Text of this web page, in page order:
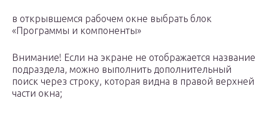
в открывшемся рабочем окне выбрать блок
«Программы и компоненты»
Внимание! Если на экране не отображается название
подраздела, можно выполнить дополнительный
поиск через строку, которая видна в правой верхней
части окна;